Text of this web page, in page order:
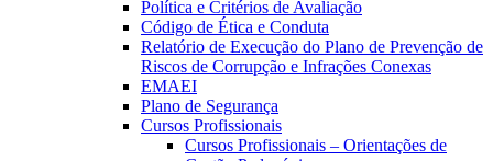
Política e Critérios de Avaliação
Código de Ética e Conduta
Relatório de Execução do Plano de Prevenção de
Riscos de Corrupção e Infrações Conexas
EMAEI
Plano de Segurança
Cursos Profissionais
Cursos Profissionais – Orientações de